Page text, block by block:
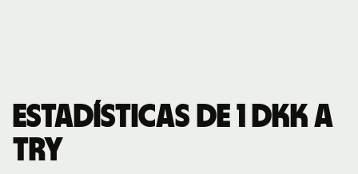
Estadísticas de 1 DKK a
TRY